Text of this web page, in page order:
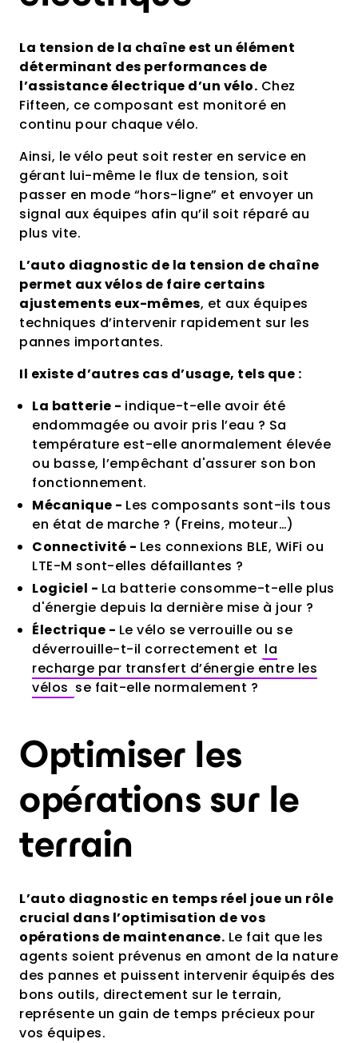
La tension de la chaîne est un élément
déterminant des performances de
l’assistance électrique d’un vélo. Chez
Fifteen, ce composant est monitoré en
continu pour chaque vélo.
Ainsi, le vélo peut soit rester en service en
gérant lui-même le flux de tension, soit
passer en mode “hors-ligne” et envoyer un
signal aux équipes afin qu’il soit réparé au
plus vite.
L’auto diagnostic de la tension de chaîne
permet aux vélos de faire certains
ajustements eux-mêmes, et aux équipes
techniques d’intervenir rapidement sur les
pannes importantes.
Il existe d’autres cas d’usage, tels que :
La batterie - indique-t-elle avoir été
endommagée ou avoir pris l’eau ? Sa
température est-elle anormalement élevée
ou basse, l’empêchant d'assurer son bon
fonctionnement.
Mécanique - Les composants sont-ils tous
en état de marche ? (Freins, moteur…)
Connectivité - Les connexions BLE, WiFi ou
LTE-M sont-elles défaillantes ?
Logiciel - La batterie consomme-t-elle plus
d'énergie depuis la dernière mise à jour ?
Électrique - Le vélo se verrouille ou se
déverrouille-t-il correctement et la
recharge par transfert d’énergie entre les
vélos se fait-elle normalement ?
Optimiser les
opérations sur le
terrain
L’auto diagnostic en temps réel joue un rôle
crucial dans l’optimisation de vos
opérations de maintenance. Le fait que les
agents soient prévenus en amont de la nature
des pannes et puissent intervenir équipés des
bons outils, directement sur le terrain,
représente un gain de temps précieux pour
vos équipes.